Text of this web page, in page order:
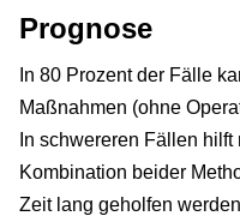
Prognose
In 80 Prozent der Fälle
Maßnahmen (ohne
In schwereren Fällen
Kombination beider
Zeit lang geholfen